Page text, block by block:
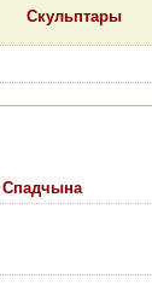
Скульптары
Спадчына